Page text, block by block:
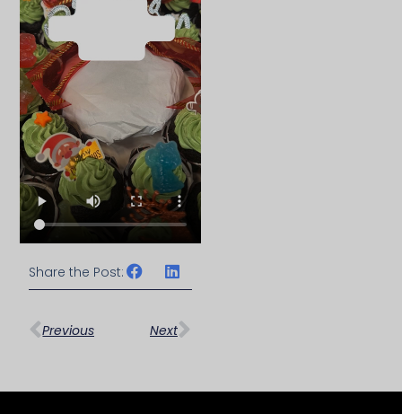
Share the Post:
上一頁
Previous Next
下一篇